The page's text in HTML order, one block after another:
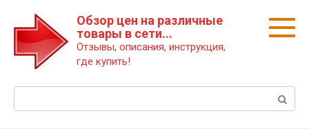
Обзор цен на различные
товары в сети...
Отзывы, описания, инструкция,
где купить!